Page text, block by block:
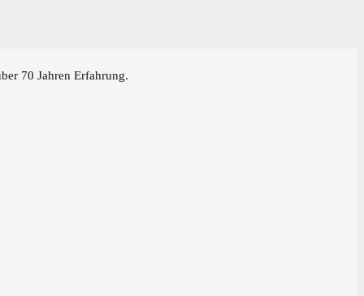
70 Jahren Erfahrung.